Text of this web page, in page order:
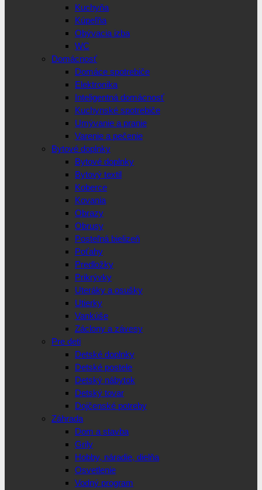
Kuchyňa
Kúpeľňa
Obývacia izba
WC
Domácnosť
Domáce spotrebiče
Elektronika
Inteligentná domácnosť
Kuchynské spotrebiče
Umývanie a pranie
Varenie a pečenie
Bytové doplnky
Bytové doplnky
Bytový textil
Koberce
Kovania
Obrazy
Obrusy
Posteľná bielizeň
Poťahy
Predložky
Prikrývky
Uteráky a osušky
Utierky
Vankúše
Záclony a závesy
Pre deti
Detské doplnky
Detské postele
Detský nábytok
Detský tovar
Dojčenské potreby
Záhrada
Dom a stavba
Grily
Hobby, náradie, dielňa
Osvetlenie
Vodný program